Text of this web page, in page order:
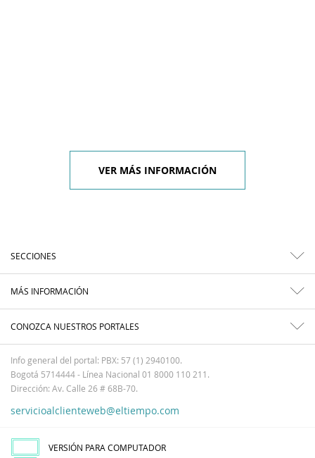
VER MÁS INFORMACIÓN
SECCIONES
MÁS INFORMACIÓN
CONOZCA NUESTROS PORTALES
Info general del portal: PBX: 57 (1) 2940100.
Bogotá 5714444 - Línea Nacional 01 8000 110 211.
Dirección: Av. Calle 26 # 68B-70.
servicioalclienteweb@eltiempo.com
VERSIÓN PARA COMPUTADOR